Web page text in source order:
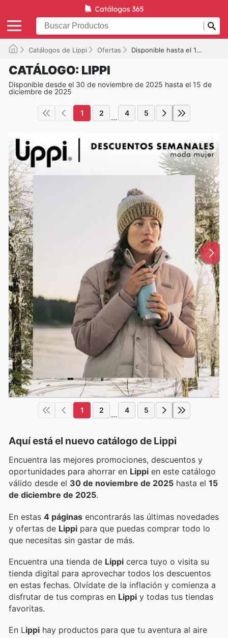
Catálogos de Lippi Ofertas Disponible hasta el 15-12-2025
CATÁLOGO: LIPPI
Disponible desde el 30 de noviembre de 2025 hasta el 15 de
diciembre de 2025
1 2 ... 4 5
1 2 ... 4 5
Aquí está el nuevo catálogo de Lippi
Encuentra las mejores promociones, descuentos y
oportunidades para ahorrar en Lippi en este catálogo
válido desde el 30 de noviembre de 2025 hasta el 15
de diciembre de 2025.
En estas 4 páginas encontrarás las últimas novedades
y ofertas de Lippi para que puedas comprar todo lo
que necesitas sin gastar de más.
Encuentra una tienda de Lippi cerca tuyo o visita su
tienda digital para aprovechar todos los descuentos
en estas fechas. Olvídate de la inflación y comienza a
disfrutar de tus compras en Lippi y todas tus tiendas
favoritas.
En Lippi hay productos para que tu aventura al aire